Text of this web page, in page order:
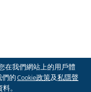
在我們網站上的用戶體
們的Cookie政策及私隱聲
。